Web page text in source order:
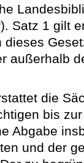
Satz 1 gilt
dieses
außerhalb
die
bis
Abgabe
und der